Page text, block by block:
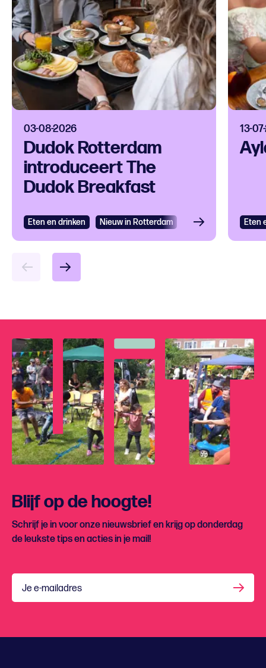
03-08-2026
Dudok Rotterdam
introduceert The
Dudok Breakfast
Eten en drinken Nieuw in Rotterdam
13-
Eten
Bekijken
Blijf op de hoogte!
Schrijf je in voor onze nieuwsbrief en krijg op donderdag
de leukste tips en acties in je mail!
Je e-mailadres